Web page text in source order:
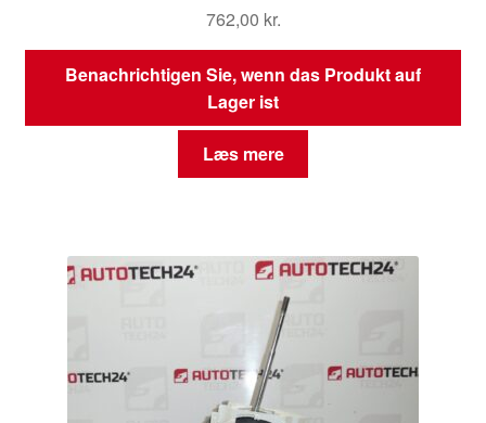
762,00 kr.
Benachrichtigen Sie, wenn das Produkt auf
Lager ist
Læs mere